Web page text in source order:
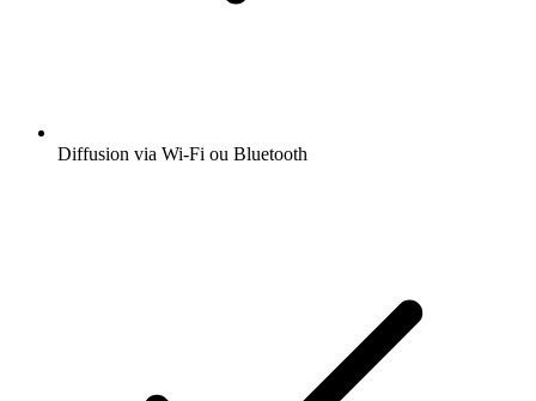
Diffusion via Wi-Fi ou Bluetooth